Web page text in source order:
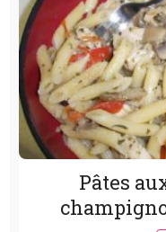
Pâtes